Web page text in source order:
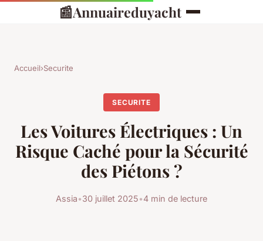
📰Annuaireduyacht
Accueil›Securite
SECURITE
Les Voitures Électriques : Un
Risque Caché pour la Sécurité
des Piétons ?
Assia•30 juillet 2025•4 min de lecture